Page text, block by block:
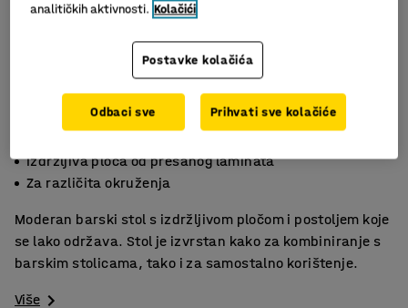
Slični proizvodi
Izdržljiva ploča od prešanog laminata
Za različita okruženja
Moderan barski stol s izdržljivom pločom i postoljem koje
se lako održava. Stol je izvrstan kako za kombiniranje s
barskim stolicama, tako i za samostalno korištenje.
Više
analitičkih aktivnosti. Kolačići
Postavke kolačića
Odbaci sve Prihvati sve kolačiće